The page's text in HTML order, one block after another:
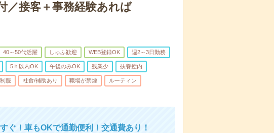
／接客＋事務経験あれば
40～50代活躍 しゅふ歓迎 WEB登録OK 週2～3日勤務
5ｈ以内OK 午後のみOK 残業少 扶養控内
制服 社食/補助あり 職場が禁煙 ルーティン
ぐ！車もOKで通勤便利！交通費あり！